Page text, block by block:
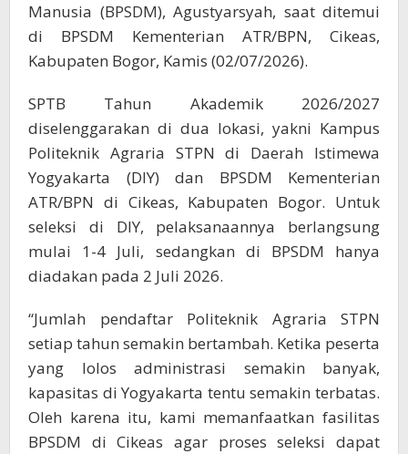
Manusia (BPSDM), Agustyarsyah, saat ditemui
di BPSDM Kementerian ATR/BPN, Cikeas,
Kabupaten Bogor, Kamis (02/07/2026).
SPTB Tahun Akademik 2026/2027
diselenggarakan di dua lokasi, yakni Kampus
Politeknik Agraria STPN di Daerah Istimewa
Yogyakarta (DIY) dan BPSDM Kementerian
ATR/BPN di Cikeas, Kabupaten Bogor. Untuk
seleksi di DIY, pelaksanaannya berlangsung
mulai 1-4 Juli, sedangkan di BPSDM hanya
diadakan pada 2 Juli 2026.
“Jumlah pendaftar Politeknik Agraria STPN
setiap tahun semakin bertambah. Ketika peserta
yang lolos administrasi semakin banyak,
kapasitas di Yogyakarta tentu semakin terbatas.
Oleh karena itu, kami memanfaatkan fasilitas
BPSDM di Cikeas agar proses seleksi dapat